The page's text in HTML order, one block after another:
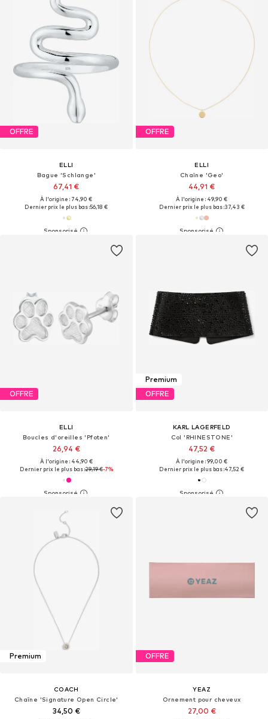
OFFRE
ELLI
Bague 'Schlange'
67,41 €
À l'origine : 74,90 €
Dernier prix le plus bas :56,18 €
OFFRE
ELLI
Chaîne 'Geo'
44,91 €
À l'origine : 49,90 €
Dernier prix le plus bas :37,43 €
OFFRE
ELLI
Boucles d'oreilles 'Pfoten'
26,94 €
À l'origine : 44,90 €
Dernier prix le plus bas :29,19 €-7%
Premium
OFFRE
KARL LAGERFELD
Col 'RHINESTONE'
47,52 €
À l'origine : 99,00 €
Dernier prix le plus bas :47,52 €
Premium
COACH
Chaîne 'Signature Open Circle'
34,50 €
OFFRE
YEAZ
Ornement pour cheveux
27,00 €